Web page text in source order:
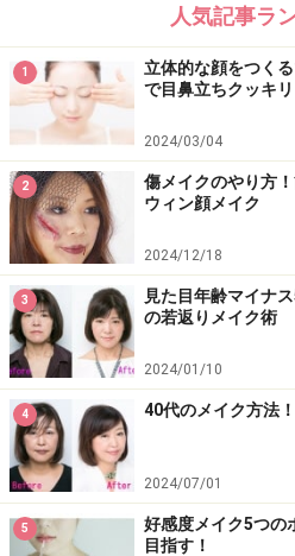
関連記事一覧
Vol.1【眉毛の悩み】上手く描
タ
Vol.2【赤リップの悩み】唇だ
Vol.3【ファンデの悩み】色選
る！
人気記事ラ
1
立体的な顔をつく
で目鼻立ちクッキリ
2024/03/04
2
傷メイクのやり方
ウィン顔メイク
2024/12/18
3
見た目年齢マイナ
の若返りメイク術
2024/01/10
4 40代のメイク方法
2024/07/01
5
好感度メイク5つの
目指す！